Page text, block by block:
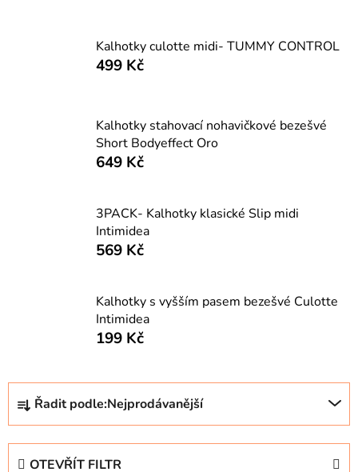
Kalhotky culotte midi- TUMMY CONTROL
499 Kč
Kalhotky stahovací nohavičkové bezešvé
Short Bodyeffect Oro
649 Kč
3PACK- Kalhotky klasické Slip midi
Intimidea
569 Kč
Kalhotky s vyšším pasem bezešvé Culotte
Intimidea
199 Kč
Ř
z
Řadit podle:Nejprodávanější
OTEVŘÍT FILTR